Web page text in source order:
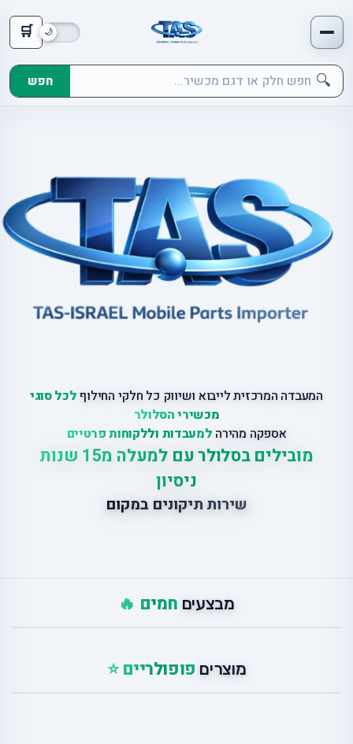
🛒
🔍 חפש
המעבדה המרכזית לייבוא ושיווק כל חלקי החילוףלכל סוגי
מכשירי הסלולר
אספקה מהירה למעבדות וללקוחות פרטיים
מובילים בסלולר עם למעלה מ15 שנות
ניסיון
שירות תיקונים במקום
מבצעים חמים 🔥
מוצרים פופולריים ⭐